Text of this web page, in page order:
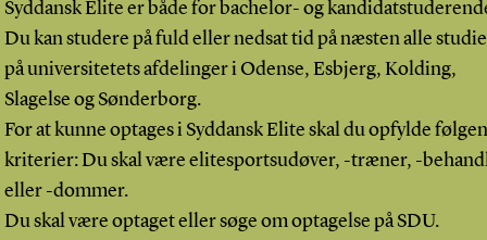
Syddansk Elite er både for bachelor- og
Du kan studere på fuld eller nedsat tid på næsten alle
på universitetets afdelinger i Odense, Esbjerg, Kolding,
Slagelse og Sønderborg.
For at kunne optages i Syddansk Elite skal du opfylde
kriterier: Du skal være elitesportsudøver, -træner, -
eller -dommer.
Du skal være optaget eller søge om optagelse på SDU.